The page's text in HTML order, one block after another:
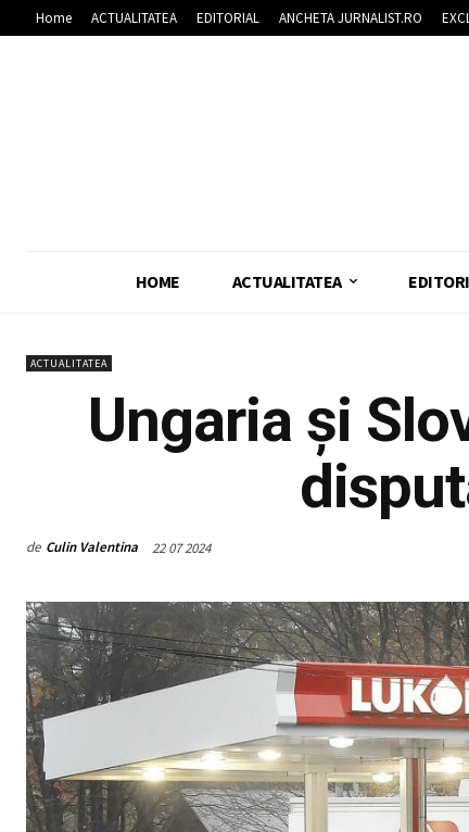
Home ACTUALITATEA EDITORIAL ANCHETA JURNALIST.RO
HOME ACTUALITATEA
ACTUALITATEA
Ungaria și
de Culin Valentina 22 07 2024